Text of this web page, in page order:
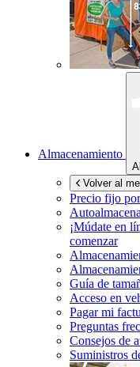
Almacenamiento
Volver al
Precio fijo
¡Múdate en
comenzar
Guía de
Acceso en
Pagar mi
Preguntas
Consejos de
Suministros